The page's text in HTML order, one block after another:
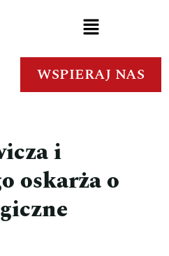
WSPIERAJ NAS
i
oskarża o